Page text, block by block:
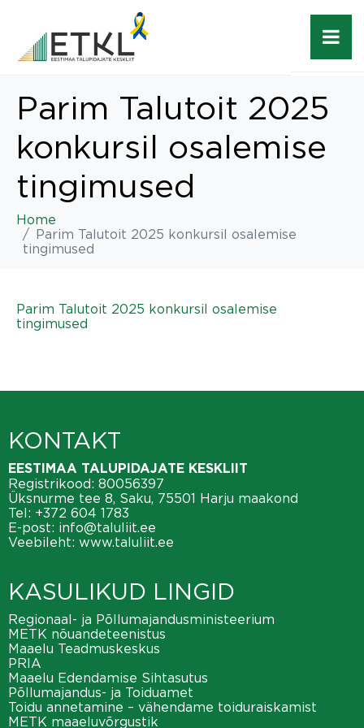
Parim Talutoit 2025
konkursil osalemise
tingimused
Home
Parim Talutoit 2025 konkursil osalemise
tingimused
Parim Talutoit 2025 konkursil osalemise
tingimused
KONTAKT
EESTIMAA TALUPIDAJATE KESKLIIT
Registrikood: 80056397
Üksnurme tee 8, Saku, 75501 Harju maakond
Tel: +372 604 1783
E-post: info@taluliit.ee
Veebileht: www.taluliit.ee
KASULIKUD LINGID
Regionaal- ja Põllumajandusministeerium
METK nõuandeteenistus
Maaelu Teadmuskeskus
PRIA
Maaelu Edendamise Sihtasutus
Põllumajandus- ja Toiduamet
Toidu annetamine – vähendame toiduraiskamist
METK maaeluvõrgustik